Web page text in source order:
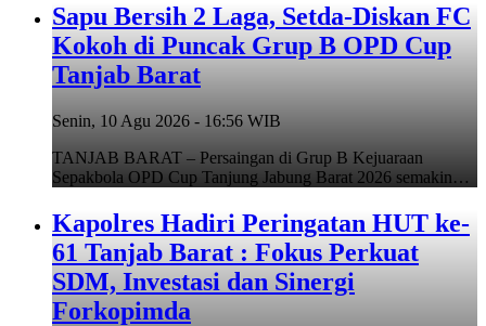
Sapu Bersih 2 Laga, Setda-Diskan FC
Kokoh di Puncak Grup B OPD Cup
Tanjab Barat
Senin, 10 Agu 2026 - 16:56 WIB
TANJAB BARAT – Persaingan di Grup B Kejuaraan
Sepakbola OPD Cup Tanjung Jabung Barat 2026 semakin…
Kapolres Hadiri Peringatan HUT ke-
61 Tanjab Barat : Fokus Perkuat
SDM, Investasi dan Sinergi
Forkopimda